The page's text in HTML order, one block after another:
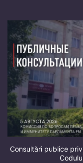
Consultări publice